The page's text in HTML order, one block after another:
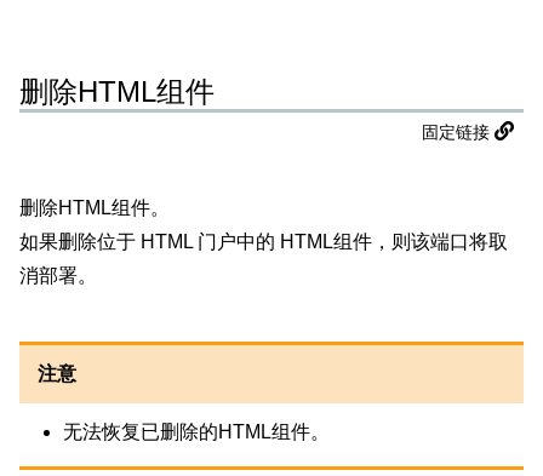
删除HTML组件
固定链接
删除HTML组件。
如果删除位于 HTML 门户中的 HTML组件，则该端口将取
消部署。
注意
无法恢复已删除的HTML组件。